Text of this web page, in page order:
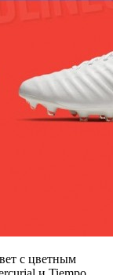
с цветным